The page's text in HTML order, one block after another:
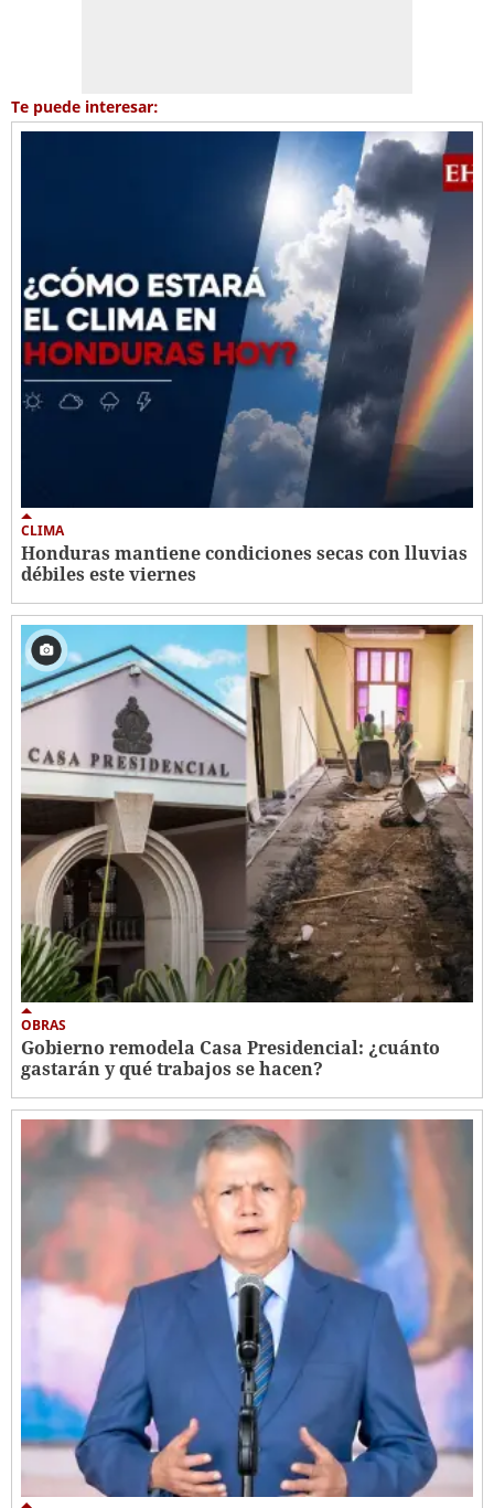
Te puede interesar:
CLIMA
Honduras mantiene condiciones secas con lluvias
débiles este viernes
OBRAS
Gobierno remodela Casa Presidencial: ¿cuánto
gastarán y qué trabajos se hacen?